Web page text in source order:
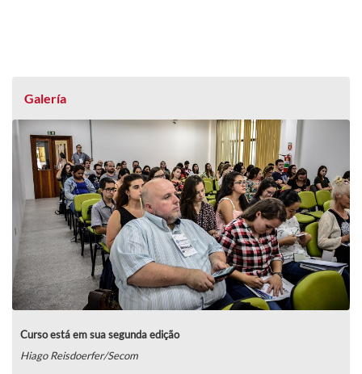
Galería
Curso está em sua segunda edição
Hiago Reisdoerfer/Secom